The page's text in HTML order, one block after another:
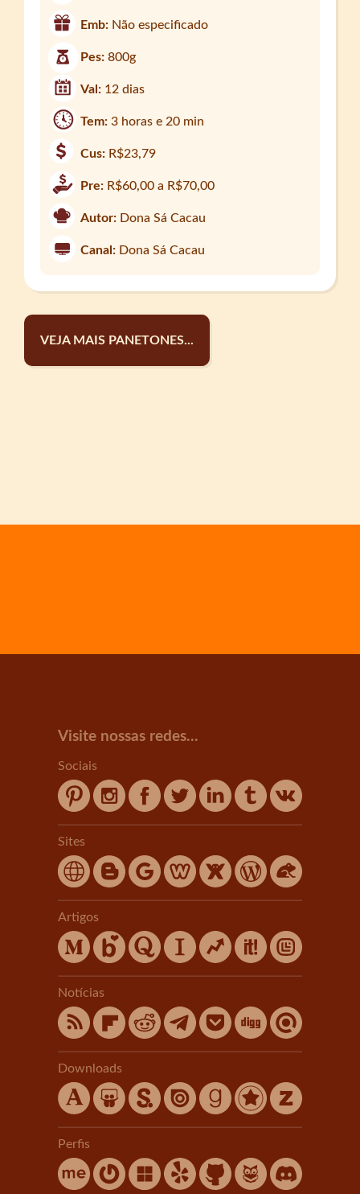
Emb: Não especificado
Pes:800g
Val: 12 dias
Tem:3 horas e 20 min
Cus: R$23,79
Pre: R$60,00 a R$70,00
Autor: Dona Sá Cacau
Canal: Dona Sá Cacau
VEJA MAIS PANETONES...
Visite nossas redes...
Sociais
Sites
Artigos
Notícias
Downloads
Perfis